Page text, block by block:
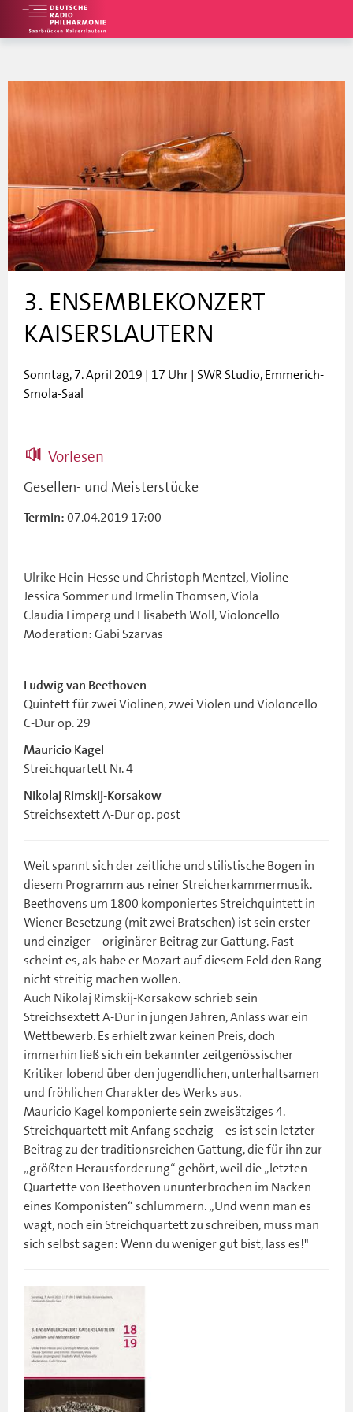
3. ENSEMBLEKONZERT
KAISERSLAUTERN
Sonntag, 7. April 2019 | 17 Uhr | SWR Studio, Emmerich-
Smola-Saal
Vorlesen
Gesellen- und Meisterstücke
Termin: 07.04.2019 17:00
Ulrike Hein-Hesse und Christoph Mentzel, Violine
Jessica Sommer und Irmelin Thomsen, Viola
Claudia Limperg und Elisabeth Woll, Violoncello
Moderation: Gabi Szarvas
Ludwig van Beethoven
Quintett für zwei Violinen, zwei Violen und Violoncello
C-Dur op. 29
Mauricio Kagel
Streichquartett Nr. 4
Nikolaj Rimskij-Korsakow
Streichsextett A-Dur op. post
Weit spannt sich der zeitliche und stilistische Bogen in
diesem Programm aus reiner Streicherkammermusik.
Beethovens um 1800 komponiertes Streichquintett in
Wiener Besetzung (mit zwei Bratschen) ist sein erster –
und einziger – originärer Beitrag zur Gattung. Fast
scheint es, als habe er Mozart auf diesem Feld den Rang
nicht streitig machen wollen.
Auch Nikolaj Rimskij-Korsakow schrieb sein
Streichsextett A-Dur in jungen Jahren, Anlass war ein
Wettbewerb. Es erhielt zwar keinen Preis, doch
immerhin ließ sich ein bekannter zeitgenössischer
Kritiker lobend über den jugendlichen, unterhaltsamen
und fröhlichen Charakter des Werks aus.
Mauricio Kagel komponierte sein zweisätziges 4.
Streichquartett mit Anfang sechzig – es ist sein letzter
Beitrag zu der traditionsreichen Gattung, die für ihn zur
„größten Herausforderung“ gehört, weil die „letzten
Quartette von Beethoven ununterbrochen im Nacken
eines Komponisten“ schlummern. „Und wenn man es
wagt, noch ein Streichquartett zu schreiben, muss man
sich selbst sagen: Wenn du weniger gut bist, lass es!"